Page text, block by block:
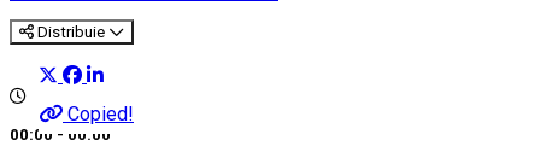
Distribuie
Copied!
00:00 - 00:00